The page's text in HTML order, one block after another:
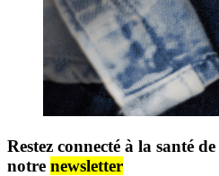
Restez connecté à la santé
notre newsletter